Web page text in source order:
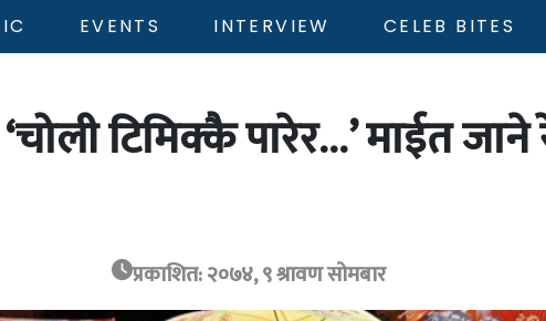
EVENTS INTERVIEW CELEB BITES
टिमिक्कै पारेर…’ माईत जाने
प्रकाशित: २०७४, ९ श्रावण सोमबार